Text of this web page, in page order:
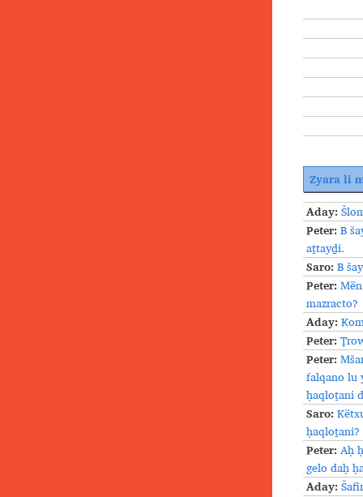
Zyara li
Aday:
Peter:B
aṯtayḏi.
Saro:B
Peter:
mazracto?
Aday:
Peter:
Peter:
falqano lu
ḥaqloṯani
Saro:
ḥaqloṯani?
Peter:Aḥ
gelo daḥ
Aday: